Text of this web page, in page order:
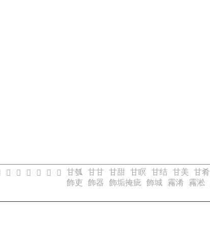
𤳋 𤳌 𤳎 𤳏 𤳐 𤳑 甘瓠 甘甘 甘甜 甘瞑 甘结 甘美 甘肴
飾吏 飾器 飾垢掩疵 飾城 霿淆 霿淞